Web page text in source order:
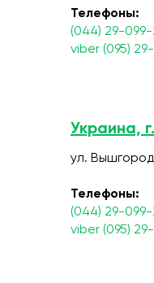
Телефоны:
(044) 29-099-
viber (095)
Украина,
ул.
Телефоны:
(044) 29-099-
viber (095)